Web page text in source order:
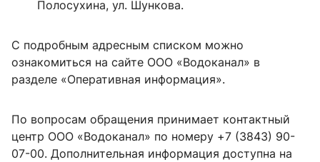
Полосухина, ул. Шункова.
С подробным адресным списком можно
ознакомиться на сайте ООО «Водоканал» в
разделе «Оперативная информация».
По вопросам обращения принимает контактный
центр ООО «Водоканал» по номеру +7 (3843) 90-
07-00. Дополнительная информация доступна на